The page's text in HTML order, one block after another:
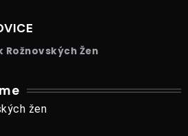
Rožnovských Žen
žen